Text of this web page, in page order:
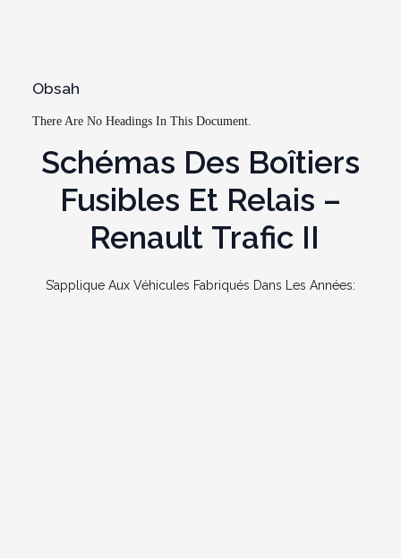
Obsah
There Are No Headings In This Document.
Schémas Des Boîtiers
Fusibles Et Relais –
Renault Trafic II
S’applique Aux Véhicules Fabriqués Dans Les Années: